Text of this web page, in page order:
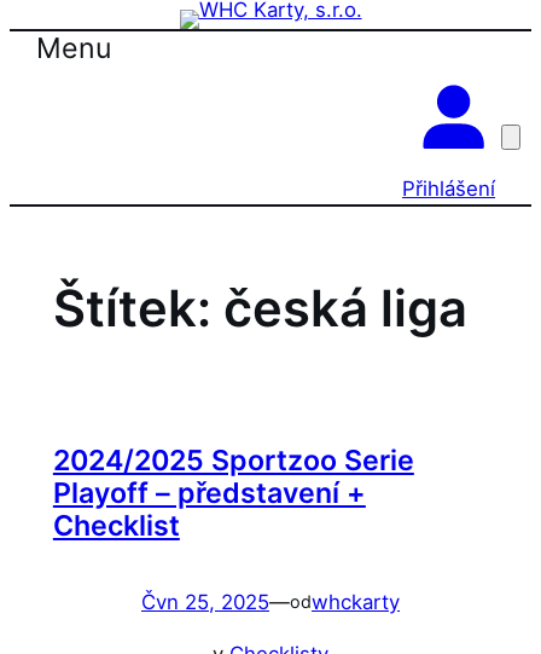
Přeskočit
Menu
Přihlášení
Štítek: česká liga
2024/2025 Sportzoo Serie
Playoff – představení +
Checklist
Čvn 25, 2025—odwhckarty
Prázdninová otevírací doba prodejny! PO a